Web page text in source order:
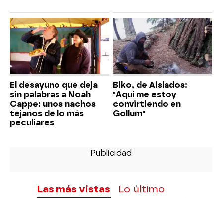
El desayuno que deja
sin palabras a Noah
Cappe: unos nachos
tejanos de lo más
peculiares
Biko, de Aislados:
"Aquí me estoy
convirtiendo en
Gollum"
Las más vistas Lo último